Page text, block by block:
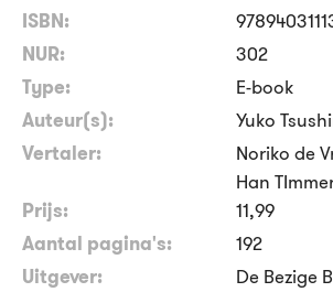
ISBN:
NUR:
302
Type:
E-book
Auteur(s):
Yuko
Vertaler:
Noriko de
Han
Prijs:
11,99
Aantal pagina's:
192
Uitgever:
De Bezige